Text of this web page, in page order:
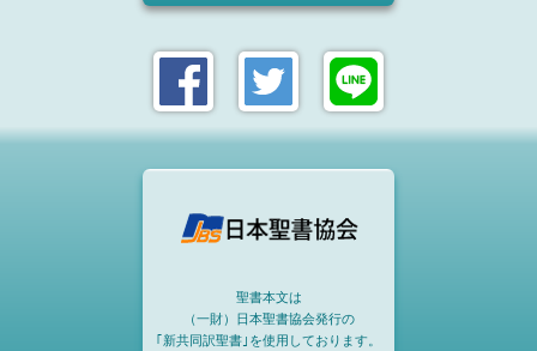
聖書本文は
（一財）日本聖書協会発行の
｢新共同訳聖書｣を使用しております。